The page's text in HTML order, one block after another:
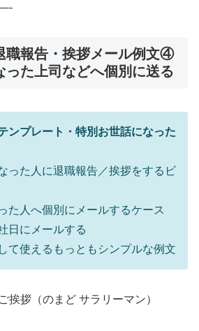
職報告・挨拶メール例文④
った上司などへ個別に送る
ンプレート・特別お世話になった
った人に退職報告／挨拶をするビ
た人へ個別にメールするケース
日にメールする
て使えるもっともシンプルな例文
挨拶（のまど サラリーマン）